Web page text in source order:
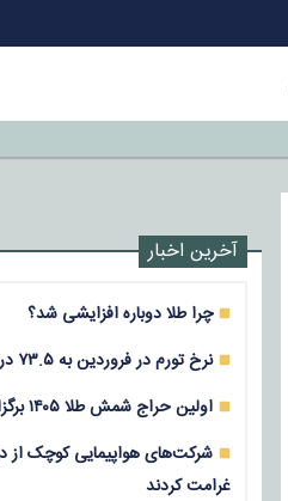
آخرین اخبار
چرا طلا دوباره افزایشی شد؟
نرخ تورم در فروردین به ۷۳.۵ درصد رسید
اولین حراج شمش طلا ۱۴۰۵ برگزار می‌شود
شرکت‌های هواپیمایی کوچک
غرامت کردند